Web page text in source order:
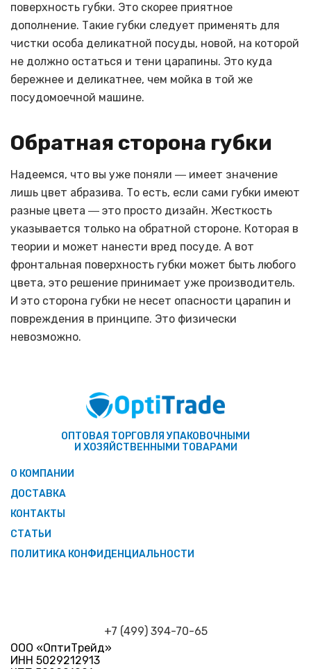
поверхность губки. Это скорее приятное
дополнение. Такие губки следует применять для
чистки особа деликатной посуды, новой, на которой
не должно остаться и тени царапины. Это куда
бережнее и деликатнее, чем мойка в той же
посудомоечной машине.
Обратная сторона губки
Надеемся, что вы уже поняли ― имеет значение
лишь цвет абразива. То есть, если сами губки имеют
разные цвета ― это просто дизайн. Жесткость
указывается только на обратной стороне. Которая в
теории и может нанести вред посуде. А вот
фронтальная поверхность губки может быть любого
цвета, это решение принимает уже производитель.
И это сторона губки не несет опасности царапин и
повреждения в принципе. Это физически
невозможно.
ОПТОВАЯ ТОРГОВЛЯ УПАКОВОЧНЫМИ
И ХОЗЯЙСТВЕННЫМИ ТОВАРАМИ
О КОМПАНИИ
ДОСТАВКА
КОНТАКТЫ
СТАТЬИ
ПОЛИТИКА КОНФИДЕНЦИАЛЬНОСТИ
+7 (499) 394-70-65
ООО «ОптиТрейд»
ИНН 5029212913